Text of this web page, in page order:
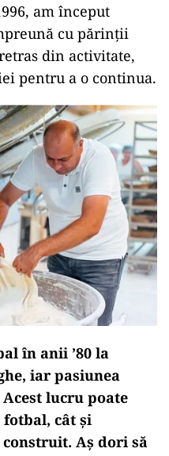
am început
cu părinții
din activitate,
pentru a o continua.
în anii ’80 la
iar pasiunea
lucru poate
cât și
Aș dori să